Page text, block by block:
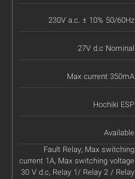
230V a.c. ± 10% 50/60Hz
27V d.c Nominal
Max current 350mA
Hochiki ESP
Available
Fault Relay, Max switching
current 1A, Max switching voltage
30 V d.c, Relay 1/ Relay 2 / Relay